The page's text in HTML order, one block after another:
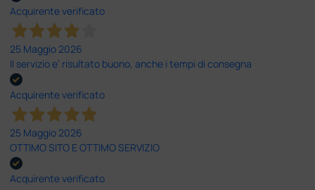
Acquirente verificato
25 Maggio 2026
Il servizio e’ risultato buono, anche i tempi di consegna
Acquirente verificato
25 Maggio 2026
OTTIMO SITO E OTTIMO SERVIZIO
Acquirente verificato